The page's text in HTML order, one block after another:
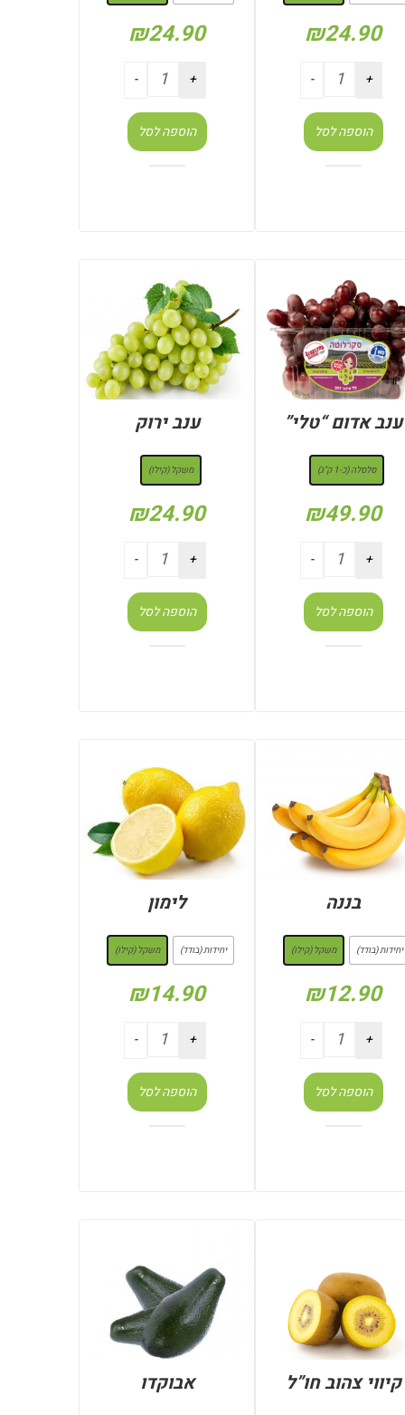
₪24.90
הוספה לסל
₪24.90
הוספה לסל
ענב אדום “טלי”
סלסלה (כ-1 ק"ג)
₪49.90
הוספה לסל
ענב ירוק
משקל (קילו)
₪24.90
הוספה לסל
בננה
יחידות (בודד) משקל (קילו)
₪12.90
הוספה לסל
לימון
יחידות (בודד) משקל (קילו)
₪14.90
הוספה לסל
קיווי צהוב חו”ל אבוקדו